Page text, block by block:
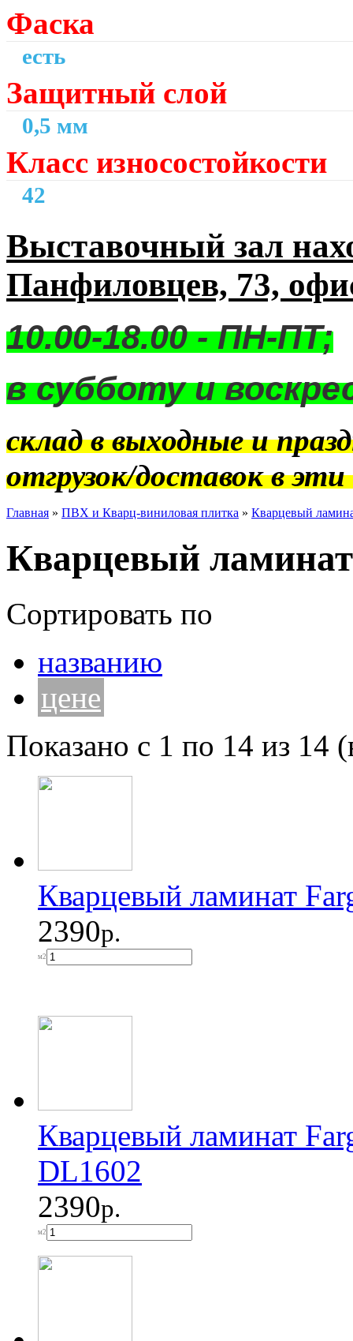
Фаска
есть
Защитный слой
0,5 мм
Класс износостойкости
42
Выставочный зал
Панфиловцев, 73,
10.00-18.00 - ПН-ПТ;
в субботу и
склад в выходные и
отгрузок/доставок в
Главная » ПВХ и Кварц-виниловая плитка » Кварцевый
Кварцевый
Сортировать по
названию
цене
Показано с 1 по 14 из 14
Кварцевый ламинат
2390р.
м2
Кварцевый ламинат
DL1602
2390р.
м2